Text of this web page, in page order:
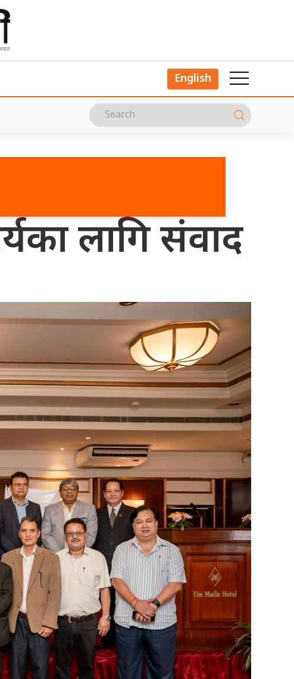
English
लागि संवाद